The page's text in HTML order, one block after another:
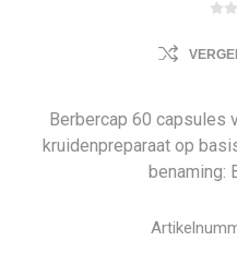
Berbercap 60 capsules
kruidenpreparaat op
benaming: